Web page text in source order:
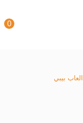
0
العاب بيبي